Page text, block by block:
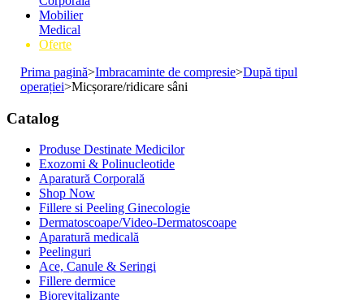
Mobilier
Medical
Oferte
Prima pagină>Imbracaminte de compresie>După tipul
operației>Micșorare/ridicare sâni
Catalog
Produse Destinate Medicilor
Exozomi & Polinucleotide
Aparatură Corporală
Shop Now
Fillere si Peeling Ginecologie
Dermatoscoape/Video-Dermatoscoape
Aparatură medicală
Peelinguri
Ace, Canule & Seringi
Fillere dermice
Biorevitalizante